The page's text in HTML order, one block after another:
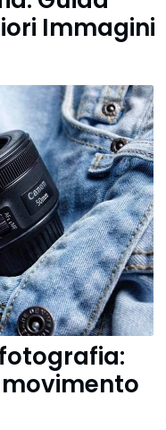
Immagini